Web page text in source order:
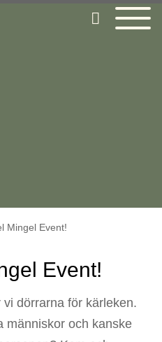
Mingel Event!
Event!
dörrarna för kärleken.
människor och kanske